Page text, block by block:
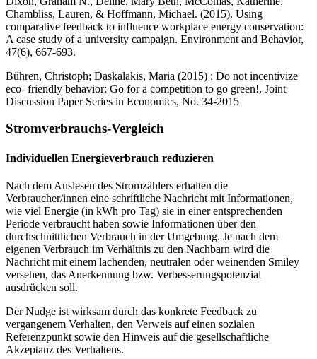
Chambliss, Lauren, & Hoffmann, Michael. (2015). Using
comparative feedback to influence workplace energy conservation:
A case study of a university campaign. Environment and Behavior,
47(6), 667-693.
Bühren, Christoph; Daskalakis, Maria (2015) : Do not incentivize
eco- friendly behavior: Go for a competition to go green!, Joint
Discussion Paper Series in Economics, No. 34-2015
Stromverbrauchs-Vergleich
Individuellen Energieverbrauch reduzieren
Nach dem Auslesen des Stromzählers erhalten die
Verbraucher/innen eine schriftliche Nachricht mit Informationen,
wie viel Energie (in kWh pro Tag) sie in einer entsprechenden
Periode verbraucht haben sowie Informationen über den
durchschnittlichen Verbrauch in der Umgebung. Je nach dem
eigenen Verbrauch im Verhältnis zu den Nachbarn wird die
Nachricht mit einem lachenden, neutralen oder weinenden Smiley
versehen, das Anerkennung bzw. Verbesserungspotenzial
ausdrücken soll.
Der Nudge ist wirksam durch das konkrete Feedback zu
vergangenem Verhalten, den Verweis auf einen sozialen
Referenzpunkt sowie den Hinweis auf die gesellschaftliche
Akzeptanz des Verhaltens.